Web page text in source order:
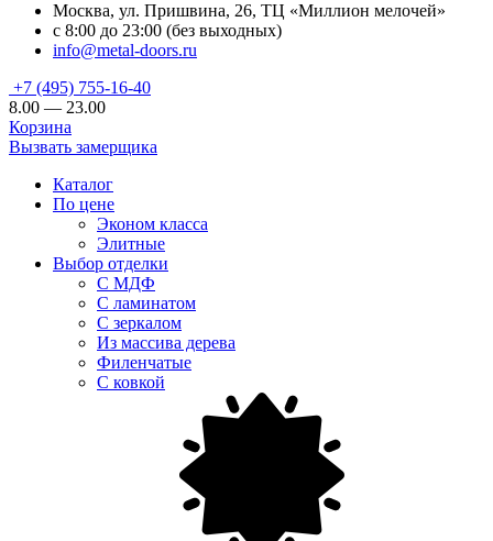
Москва, ул. Пришвина, 26, ТЦ «Миллион мелочей»
с 8:00 до 23:00 (без выходных)
info@metal-doors.ru
+7 (495) 755-16-40
8.00 — 23.00
Корзина
Вызвать замерщика
Каталог
По цене
Эконом класса
Элитные
Выбор отделки
С МДФ
С ламинатом
С зеркалом
Из массива дерева
Филенчатые
С ковкой